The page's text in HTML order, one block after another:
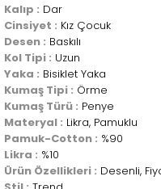
Kalıp : Dar
Cinsiyet : Kız Çocuk
Desen : Baskılı
Kol Tipi : Uzun
Yaka : Bisiklet Yaka
Kumaş Tipi : Örme
Kumaş Türü : Penye
Materyal : Likra, Pamuklu
Pamuk-Cotton : %90
Likra : %10
Ürün Özellikleri : Desenli,